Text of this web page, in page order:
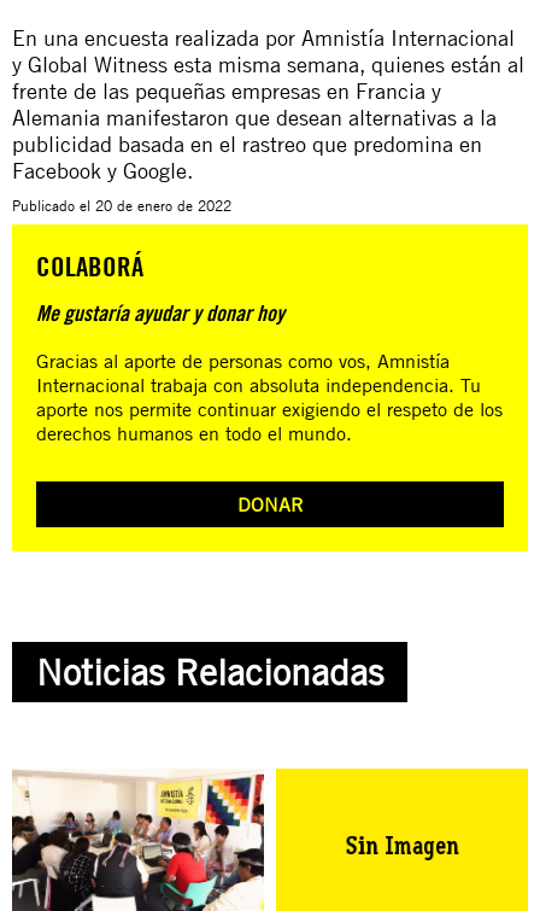
En una encuesta realizada por Amnistía Internacional
y Global Witness esta misma semana, quienes están al
frente de las pequeñas empresas en Francia y
Alemania manifestaron que desean alternativas a la
publicidad basada en el rastreo que predomina en
Facebook y Google.
Publicado el 20 de enero de 2022
COLABORÁ
Me gustaría ayudar y donar hoy
Gracias al aporte de personas como vos, Amnistía
Internacional trabaja con absoluta independencia. Tu
aporte nos permite continuar exigiendo el respeto de los
derechos humanos en todo el mundo.
DONAR
Noticias Relacionadas